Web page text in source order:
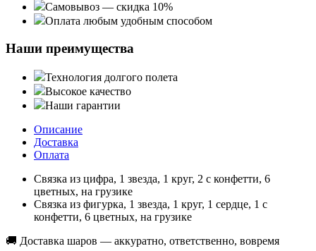
Самовывоз — скидка 10%
Оплата любым удобным способом
Наши преимущества
Технология долгого полета
Высокое качество
Наши гарантии
Описание
Доставка
Оплата
Связка из цифра, 1 звезда, 1 круг, 2 с конфетти, 6
цветных, на грузике
Связка из фигурка, 1 звезда, 1 круг, 1 сердце, 1 с
конфетти, 6 цветных, на грузике
🚚 Доставка шаров — аккуратно, ответственно, вовремя